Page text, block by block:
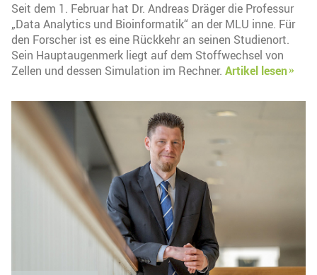
Seit dem 1. Februar hat Dr. Andreas Dräger die Professur
„Data Analytics und Bioinformatik“ an der MLU inne. Für
den Forscher ist es eine Rückkehr an seinen Studienort.
Sein Hauptaugenmerk liegt auf dem Stoffwechsel von
Zellen und dessen Simulation im Rechner. Artikel lesen